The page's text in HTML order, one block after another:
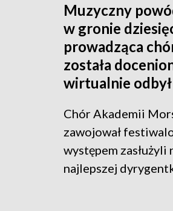
Muzyczny
w gronie
prowadząca
została
wirtualnie
Chór Akademii
zawojował
występem zasłużyli
najlepszej